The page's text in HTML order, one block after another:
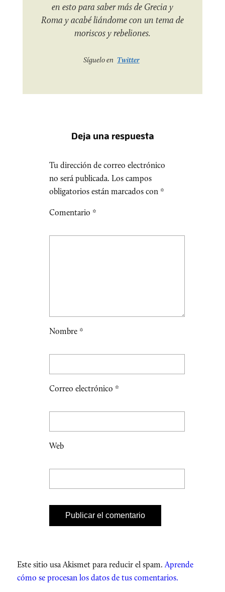
en esto para saber más de Grecia y
Roma y acabé liándome con un tema de
moriscos y rebeliones.
Síguelo en Twitter
Deja una respuesta
Tu dirección de correo electrónico
no será publicada. Los campos
obligatorios están marcados con *
Comentario *
Nombre *
Correo electrónico *
Web
Este sitio usa Akismet para reducir el spam.Aprende
cómo se procesan los datos de tus comentarios.